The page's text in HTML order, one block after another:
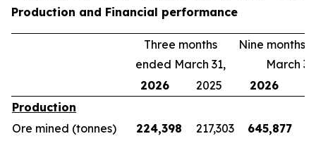
Production and Financial performance
Three months
ended March 31,
Nine months
March
2026
2025 2026
Production
Ore mined (tonnes)
224,398 217,303 645,877